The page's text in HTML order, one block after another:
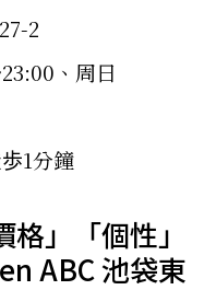
2
、周日
1分鐘
」「個性」
ABC 池袋東